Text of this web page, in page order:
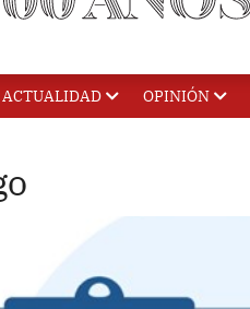
ACTUALIDAD OPINIÓN